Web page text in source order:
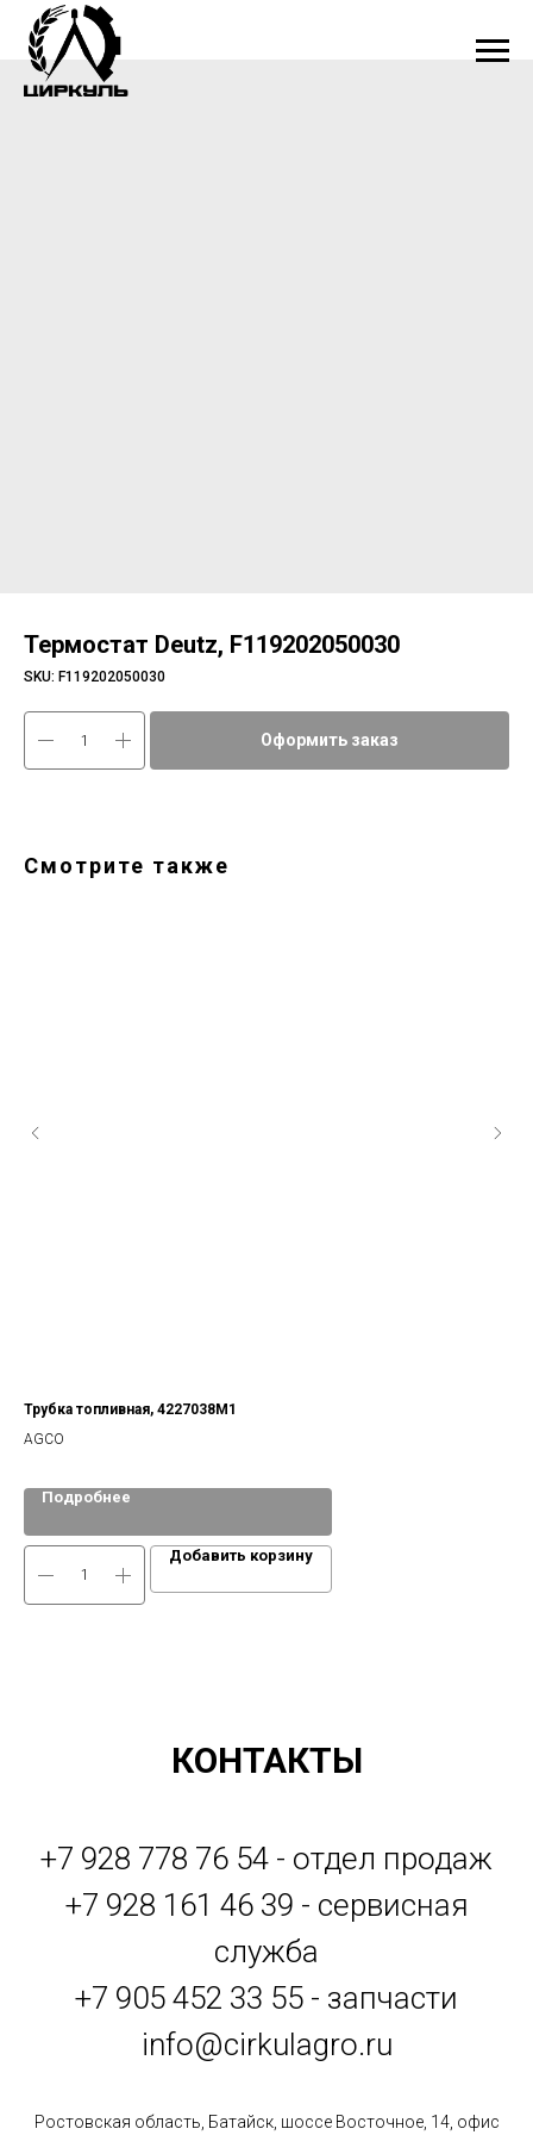
Термостат Deutz, F119202050030
SKU: F119202050030
Оформить заказ
Смотрите также
Трубка топливная, 4227038М1
AGCO
Подробнее
Добавить корзину
КОНТАКТЫ
+7 928 778 76 54 - отдел продаж
+7 928 161 46 39 - сервисная
служба
+7 905 452 33 55 - запчасти
info@cirkulagro.ru
Ростовская область, Батайск, шоссе Восточное, 14, офис